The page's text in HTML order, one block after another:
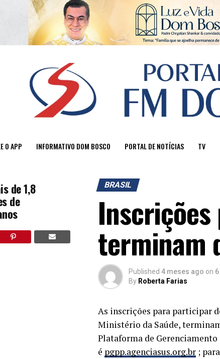
O APP INFORMATIVO DOM BOSCO PORTAL DE NOTÍCIAS TV
de 1,8
de
BRASIL
Inscrições
terminam
Published 4 meses ago on
By Roberta Farias
As inscrições para participar
Ministério da Saúde,
Plataforma de
é pgpp.agenciasus.org.br ;